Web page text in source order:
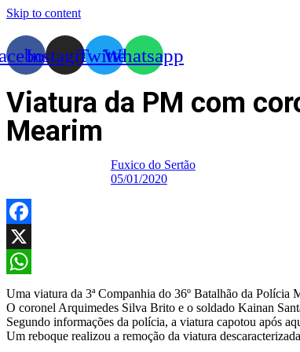
Skip to content
InstagramTwitterWhatsapp
Viatura da PM com
Mearim
Fuxico do Sertão
05/01/2020
Facebook
X
WhatsApp
Uma viatura da 3ª Companhia do 36º Batalhão da
O coronel Arquimedes Silva Brito e o soldado Kainan
Segundo informações da polícia, a viatura capotou após
Um reboque realizou a remoção da viatura